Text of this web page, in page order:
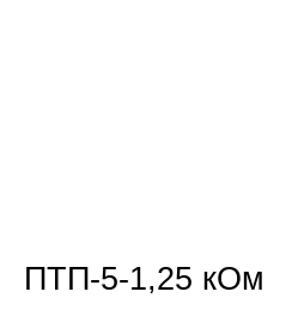
ПТП-5-1,25 кОм